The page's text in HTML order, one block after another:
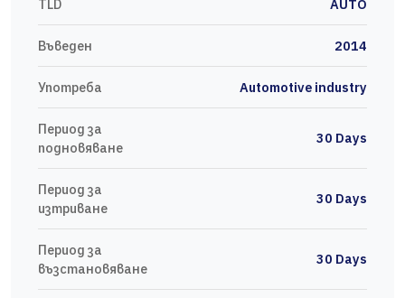
TLD AUTO
Въведен 2014
Употреба Automotive industry
Период за
подновяване
30 Days
Период за
изтриване
30 Days
Период за
възстановяване
30 Days